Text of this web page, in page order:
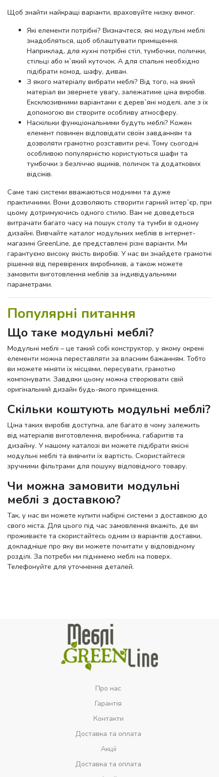
Щоб знайти найкращі варіанти, враховуйте низку вимог.
Які елементи потрібні? Визначтеся, які модульні меблі
знадобляться, щоб облаштувати приміщення.
Наприклад, для кухні потрібні стіл, тумбочки, полички,
стільці або м`який куточок. А для спальні необхідно
підібрати комод, шафу, диван.
З якого матеріалу вибрати меблі? Від того, на який
матеріал ви звернете увагу, залежатиме ціна виробів.
Ексклюзивними варіантами є дерев`яні моделі, але з їх
допомогою ви створите особливу атмосферу.
Наскільки функціональними будуть меблі? Кожен
елемент повинен відповідати своїм завданням та
дозволяти грамотно розставити речі. Тому сьогодні
особливою популярністю користуються шафи та
тумбочки з безліччю ящиків, поличок та додаткових
відсіків.
Саме такі системи вважаються модними та дуже
практичними. Вони дозволяють створити гарний інтер`єр, при
цьому дотримуючись одного стилю. Вам не доведеться
витрачати багато часу на пошук столу та тумби в одному
дизайні. Вивчайте каталог модульних меблів в інтернет-
магазині GreenLine, де представлені різні варіанти. Ми
гарантуємо високу якість виробів. У нас ви знайдете грамотні
рішення від перевірених виробників, а також можете
замовити виготовлення меблів за індивідуальними
параметрами.
Популярні питання
Що таке модульні меблі?
Модульні меблі – це такий собі конструктор, у якому окремі
елементи можна переставляти за власним бажанням. Тобто
ви можете міняти їх місцями, пересувати, грамотно
компонувати. Завдяки цьому можна створювати свій
оригінальний дизайн будь-якого приміщення.
Скільки коштують модульні меблі?
Ціна таких виробів доступна, але багато в чому залежить
від матеріалів виготовлення, виробника, габаритів та
дизайну. У нашому каталозі ви можете підібрати якісні
модульні меблі та вивчити їх вартість. Скористайтеся
зручними фільтрами для пошуку відповідного товару.
Чи можна замовити модульні
меблі з доставкою?
Так, у нас ви можете купити набірні системи з доставкою до
свого міста. Для цього під час замовлення вкажіть, де ви
проживаєте та скористайтесь одним із варіантів доставки,
докладніше про яку ви можете почитати у відповідному
розділі. За потреби ми піднімемо меблі на поверх.
Телефонуйте для уточнення деталей.
Про нас
Гарантія
Контакти
Доставка та оплата
Акції
Доставка та оплата